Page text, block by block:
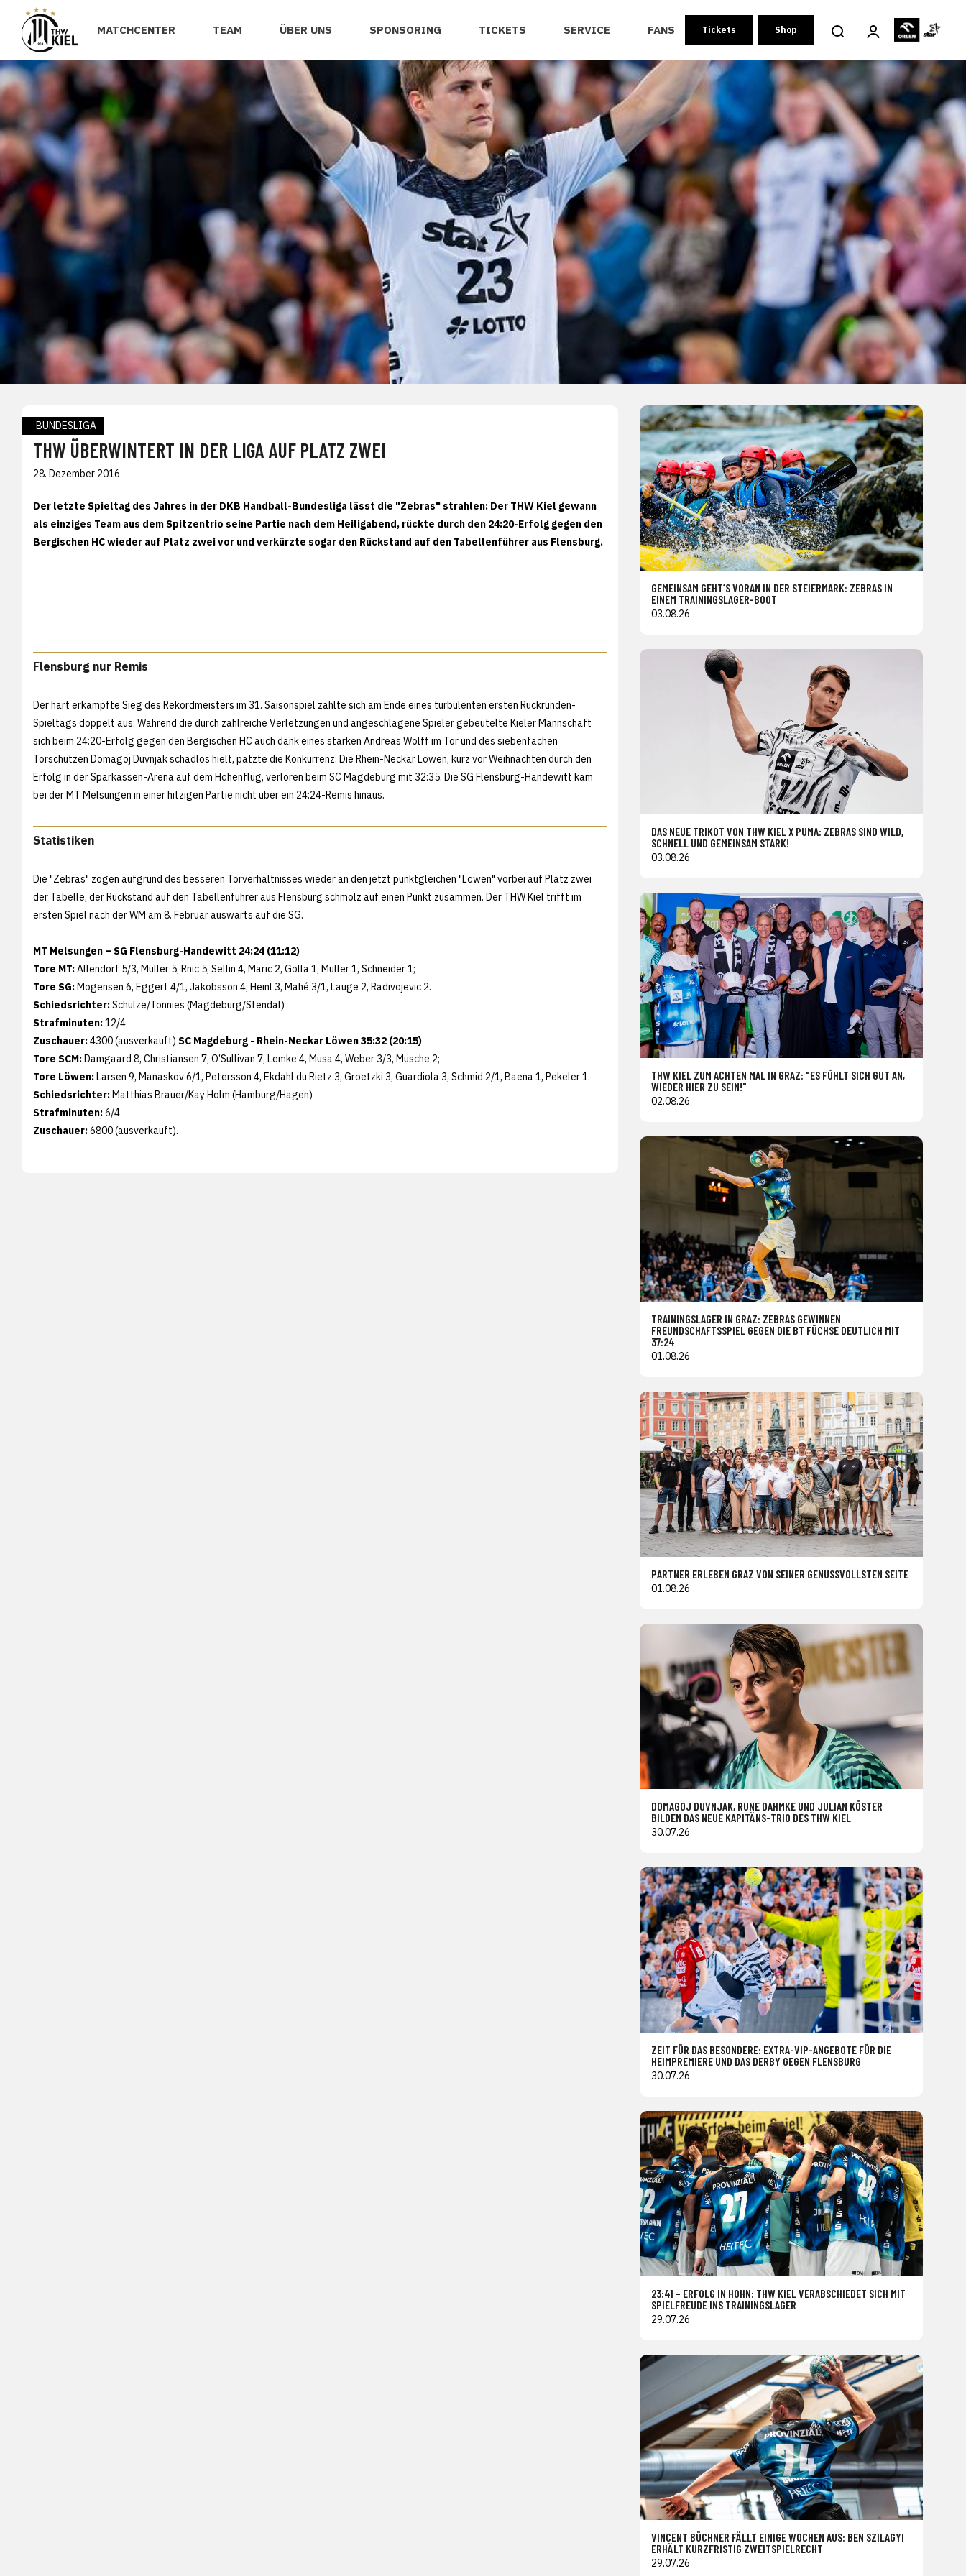
MATCHCENTER TEAM ÜBER UNS SPONSORING TICKETS SERVICE FANS Tickets Shop
BUNDESLIGA
THW ÜBERWINTERT IN DER LIGA AUF PLATZ ZWEI
28. Dezember 2016
Der letzte Spieltag des Jahres in der DKB Handball-Bundesliga lässt die "Zebras" strahlen: Der THW Kiel gewann
als einziges Team aus dem Spitzentrio seine Partie nach dem Heiligabend, rückte durch den 24:20-Erfolg gegen den
Bergischen HC wieder auf Platz zwei vor und verkürzte sogar den Rückstand auf den Tabellenführer aus Flensburg.
Flensburg nur Remis
Der hart erkämpfte Sieg des Rekordmeisters im 31. Saisonspiel zahlte sich am Ende eines turbulenten ersten Rückrunden-
Spieltags doppelt aus: Während die durch zahlreiche Verletzungen und angeschlagene Spieler gebeutelte Kieler Mannschaft
sich beim 24:20-Erfolg gegen den Bergischen HC auch dank eines starken Andreas Wolff im Tor und des siebenfachen
Torschützen Domagoj Duvnjak schadlos hielt, patzte die Konkurrenz: Die Rhein-Neckar Löwen, kurz vor Weihnachten durch den
Erfolg in der Sparkassen-Arena auf dem Höhenflug, verloren beim SC Magdeburg mit 32:35. Die SG Flensburg-Handewitt kam
bei der MT Melsungen in einer hitzigen Partie nicht über ein 24:24-Remis hinaus.
Statistiken
Die "Zebras" zogen aufgrund des besseren Torverhältnisses wieder an den jetzt punktgleichen "Löwen" vorbei auf Platz zwei
der Tabelle, der Rückstand auf den Tabellenführer aus Flensburg schmolz auf einen Punkt zusammen. Der THW Kiel trifft im
ersten Spiel nach der WM am 8. Februar auswärts auf die SG.
MT Melsungen – SG Flensburg-Handewitt 24:24 (11:12)
Tore MT:Allendorf 5/3, Müller 5, Rnic 5, Sellin 4, Maric 2, Golla 1, Müller 1, Schneider 1;
Tore SG:Mogensen 6, Eggert 4/1, Jakobsson 4, Heinl 3, Mahé 3/1, Lauge 2, Radivojevic 2.
Schiedsrichter:Schulze/Tönnies (Magdeburg/Stendal)
Strafminuten:12/4
Zuschauer:4300 (ausverkauft) SC Magdeburg - Rhein-Neckar Löwen 35:32 (20:15)
Tore SCM:Damgaard 8, Christiansen 7, O’Sullivan 7, Lemke 4, Musa 4, Weber 3/3, Musche 2;
Tore Löwen:Larsen 9, Manaskov 6/1, Petersson 4, Ekdahl du Rietz 3, Groetzki 3, Guardiola 3, Schmid 2/1, Baena 1, Pekeler 1.
Schiedsrichter:Matthias Brauer/Kay Holm (Hamburg/Hagen)
Strafminuten:6/4
Zuschauer:6800 (ausverkauft).
GEMEINSAM GEHT’S VORAN IN DER STEIERMARK: ZEBRAS IN
EINEM TRAININGSLAGER-BOOT
03.08.26
DAS NEUE TRIKOT VON THW KIEL X PUMA: ZEBRAS SIND WILD,
SCHNELL UND GEMEINSAM STARK!
03.08.26
THW KIEL ZUM ACHTEN MAL IN GRAZ: "ES FÜHLT SICH GUT AN,
WIEDER HIER ZU SEIN!"
02.08.26
TRAININGSLAGER IN GRAZ: ZEBRAS GEWINNEN
FREUNDSCHAFTSSPIEL GEGEN DIE BT FÜCHSE DEUTLICH MIT
37:24
01.08.26
PARTNER ERLEBEN GRAZ VON SEINER GENUSSVOLLSTEN SEITE
01.08.26
DOMAGOJ DUVNJAK, RUNE DAHMKE UND JULIAN KÖSTER
BILDEN DAS NEUE KAPITÄNS-TRIO DES THW KIEL
30.07.26
ZEIT FÜR DAS BESONDERE: EXTRA-VIP-ANGEBOTE FÜR DIE
HEIMPREMIERE UND DAS DERBY GEGEN FLENSBURG
30.07.26
23:41 – ERFOLG IN HOHN: THW KIEL VERABSCHIEDET SICH MIT
SPIELFREUDE INS TRAININGSLAGER
29.07.26
VINCENT BÜCHNER FÄLLT EINIGE WOCHEN AUS: BEN SZILAGYI
ERHÄLT KURZFRISTIG ZWEITSPIELRECHT
29.07.26